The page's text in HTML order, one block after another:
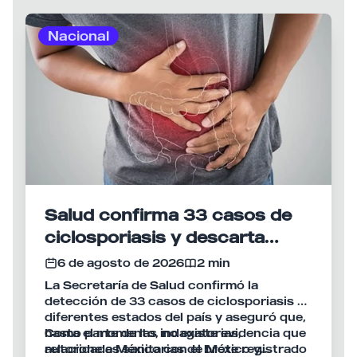
Nacional
Salud confirma 33 casos de
ciclosporiasis y descarta
vínculo con brote en Estados
Unidos
6 de agosto de 2026
2 min
La Secretaría de Salud confirmó la
detección de 33 casos de ciclosporiasis en
diferentes estados del país y aseguró que,
hasta el momento, no existe evidencia que
relacione a México con el brote registrado
Como parte de las indagatorias,
autoridades sanitarias de México y